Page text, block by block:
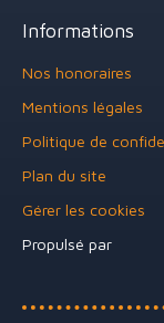
Informations
Nos honoraires
Mentions légales
Politique de
Plan du site
Gérer les cookies
Propulsé par